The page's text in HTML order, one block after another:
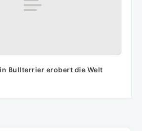
Bullterrier erobert die Welt